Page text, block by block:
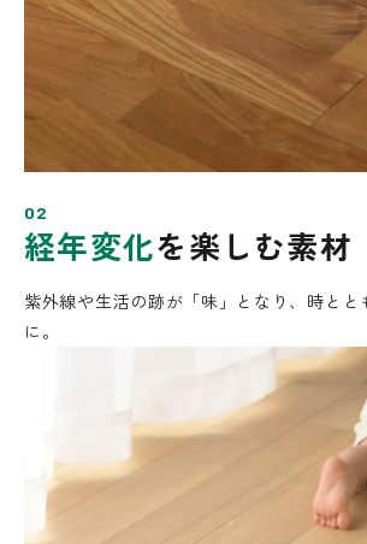
02
経年変化を楽しむ素材
紫外線や生活の跡が「味」となり、 時とと
に。